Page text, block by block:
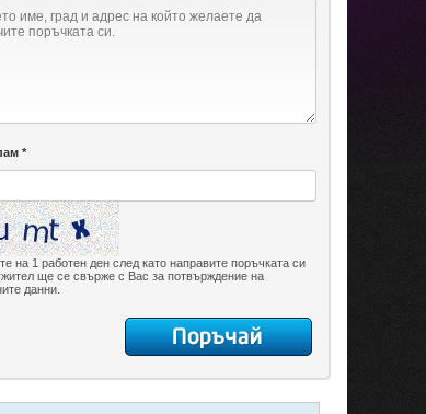
*
на 1 работен ден след като направите поръчката си
ще се свърже с Вас за потвърждение на
данни.